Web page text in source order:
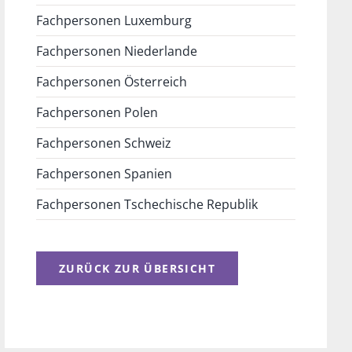
Fachpersonen Luxemburg
Fachpersonen Niederlande
Fachpersonen Österreich
Fachpersonen Polen
Fachpersonen Schweiz
Fachpersonen Spanien
Fachpersonen Tschechische Republik
ZURÜCK ZUR ÜBERSICHT